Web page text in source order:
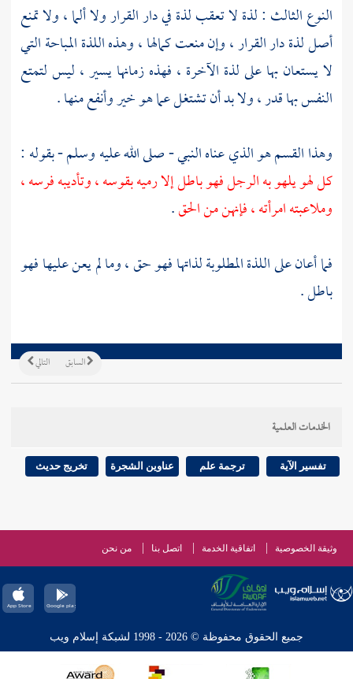
النوع الثالث : لذة لا تعقب لذة في دار القرار ولا ألما ، ولا تمنع
أصل لذة دار القرار ، وإن منعت كمالها ، وهذه اللذة المباحة التي
لا يستعان بها على لذة الآخرة ، فهذه زمانها يسير ، ليس لتمتع
النفس بها قدر ، ولا بد أن تشتغل عما هو خير وأنفع منها .
وهذا القسم هو الذي عناه النبي - صلى الله عليه وسلم - بقوله :
كل لهو يلهو به الرجل فهو باطل إلا رميه بقوسه ، وتأديبه فرسه ،
وملاعبته امرأته ، فإنهن من الحق.
فما أعان على اللذة المطلوبة لذاتها فهو حق ، وما لم يعن عليها فهو
باطل .
التالي السابق
الخدمات العلمية
تفسير الآية ترجمة علم عناوين الشجرة تخريج حديث
وثيقة الخصوصية اتفاقية الخدمة اتصل بنا من نحن
جميع الحقوق محفوظة © 2026 - 1998 لشبكة إسلام ويب